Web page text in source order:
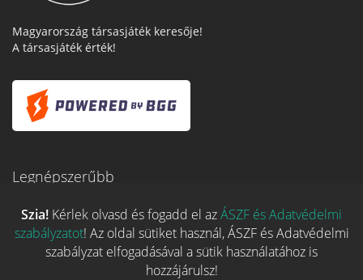
Magyarország társasjáték keresője!
A társasjáték érték!
Legnépszerűbb
Hasznos linkek
Szia! Kérlek olvasd és fogadd el azÁSZF és Adatvédelmi
szabályzatot! Az oldal sütiket használ, ÁSZF és Adatvédelmi
szabályzat elfogadásával a sütik használatához is
hozzájárulsz!